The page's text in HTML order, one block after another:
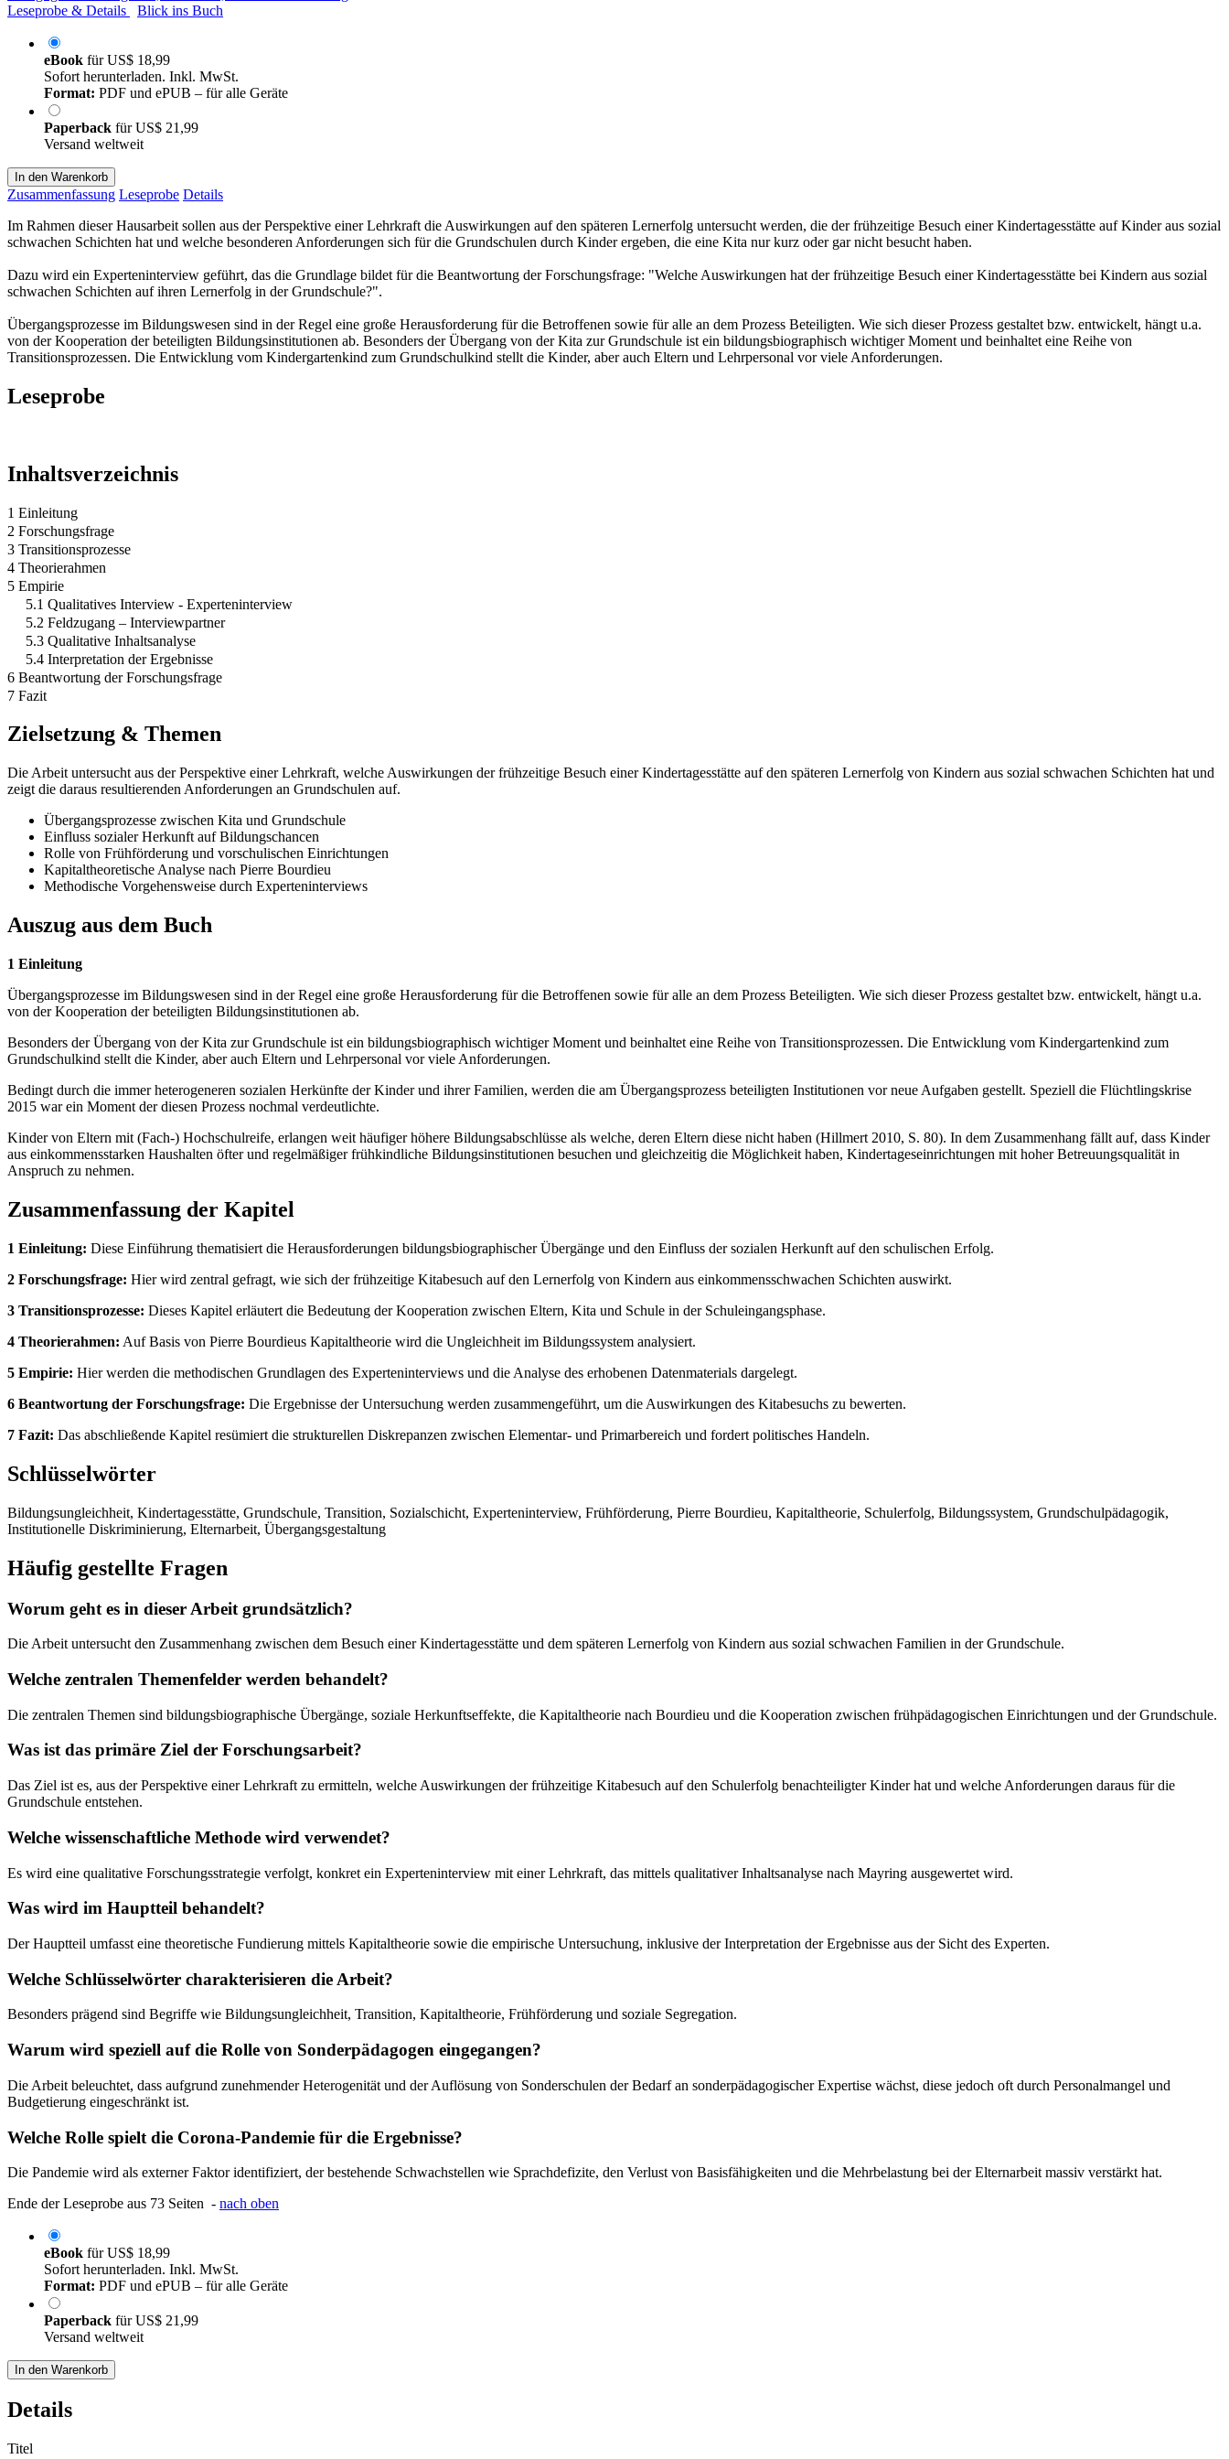
Leseprobe & Details
Blick ins Buch
eBook fürUS$ 18,99
Sofort herunterladen. Inkl. MwSt.
Format: PDF und ePUB – für alle Geräte
Paperback fürUS$ 21,99
Versand weltweit
In den Warenkorb
Zusammenfassung Leseprobe Details
Im Rahmen dieser Hausarbeit sollen aus der Perspektive einer Lehrkraft die Auswirkungen auf den späteren Lernerfolg untersucht werden, die der frühzeitige Besuch einer Kindertagesstätte auf Kinder aus sozial
schwachen Schichten hat und welche besonderen Anforderungen sich für die Grundschulen durch Kinder ergeben, die eine Kita nur kurz oder gar nicht besucht haben.
Dazu wird ein Experteninterview geführt, das die Grundlage bildet für die Beantwortung der Forschungsfrage: "Welche Auswirkungen hat der frühzeitige Besuch einer Kindertagesstätte bei Kindern aus sozial
schwachen Schichten auf ihren Lernerfolg in der Grundschule?".
Übergangsprozesse im Bildungswesen sind in der Regel eine große Herausforderung für die Betroffenen sowie für alle an dem Prozess Beteiligten. Wie sich dieser Prozess gestaltet bzw. entwickelt, hängt u.a.
von der Kooperation der beteiligten Bildungsinstitutionen ab. Besonders der Übergang von der Kita zur Grundschule ist ein bildungsbiographisch wichtiger Moment und beinhaltet eine Reihe von
Transitionsprozessen. Die Entwicklung vom Kindergartenkind zum Grundschulkind stellt die Kinder, aber auch Eltern und Lehrpersonal vor viele Anforderungen.
Leseprobe
Inhaltsverzeichnis
1 Einleitung
2 Forschungsfrage
3 Transitionsprozesse
4 Theorierahmen
5 Empirie
5.1 Qualitatives Interview - Experteninterview
5.2 Feldzugang – Interviewpartner
5.3 Qualitative Inhaltsanalyse
5.4 Interpretation der Ergebnisse
6 Beantwortung der Forschungsfrage
7 Fazit
Zielsetzung & Themen
Die Arbeit untersucht aus der Perspektive einer Lehrkraft, welche Auswirkungen der frühzeitige Besuch einer Kindertagesstätte auf den späteren Lernerfolg von Kindern aus sozial schwachen Schichten hat und
zeigt die daraus resultierenden Anforderungen an Grundschulen auf.
Übergangsprozesse zwischen Kita und Grundschule
Einfluss sozialer Herkunft auf Bildungschancen
Rolle von Frühförderung und vorschulischen Einrichtungen
Kapitaltheoretische Analyse nach Pierre Bourdieu
Methodische Vorgehensweise durch Experteninterviews
Auszug aus dem Buch
1 Einleitung
Übergangsprozesse im Bildungswesen sind in der Regel eine große Herausforderung für die Betroffenen sowie für alle an dem Prozess Beteiligten. Wie sich dieser Prozess gestaltet bzw. entwickelt, hängt u.a.
von der Kooperation der beteiligten Bildungsinstitutionen ab.
Besonders der Übergang von der Kita zur Grundschule ist ein bildungsbiographisch wichtiger Moment und beinhaltet eine Reihe von Transitionsprozessen. Die Entwicklung vom Kindergartenkind zum
Grundschulkind stellt die Kinder, aber auch Eltern und Lehrpersonal vor viele Anforderungen.
Bedingt durch die immer heterogeneren sozialen Herkünfte der Kinder und ihrer Familien, werden die am Übergangsprozess beteiligten Institutionen vor neue Aufgaben gestellt. Speziell die Flüchtlingskrise
2015 war ein Moment der diesen Prozess nochmal verdeutlichte.
Kinder von Eltern mit (Fach-) Hochschulreife, erlangen weit häufiger höhere Bildungsabschlüsse als welche, deren Eltern diese nicht haben (Hillmert 2010, S. 80). In dem Zusammenhang fällt auf, dass Kinder
aus einkommensstarken Haushalten öfter und regelmäßiger frühkindliche Bildungsinstitutionen besuchen und gleichzeitig die Möglichkeit haben, Kindertageseinrichtungen mit hoher Betreuungsqualität in
Anspruch zu nehmen.
Zusammenfassung der Kapitel
1 Einleitung: Diese Einführung thematisiert die Herausforderungen bildungsbiographischer Übergänge und den Einfluss der sozialen Herkunft auf den schulischen Erfolg.
2 Forschungsfrage: Hier wird zentral gefragt, wie sich der frühzeitige Kitabesuch auf den Lernerfolg von Kindern aus einkommensschwachen Schichten auswirkt.
3 Transitionsprozesse: Dieses Kapitel erläutert die Bedeutung der Kooperation zwischen Eltern, Kita und Schule in der Schuleingangsphase.
4 Theorierahmen: Auf Basis von Pierre Bourdieus Kapitaltheorie wird die Ungleichheit im Bildungssystem analysiert.
5 Empirie: Hier werden die methodischen Grundlagen des Experteninterviews und die Analyse des erhobenen Datenmaterials dargelegt.
6 Beantwortung der Forschungsfrage: Die Ergebnisse der Untersuchung werden zusammengeführt, um die Auswirkungen des Kitabesuchs zu bewerten.
7 Fazit: Das abschließende Kapitel resümiert die strukturellen Diskrepanzen zwischen Elementar- und Primarbereich und fordert politisches Handeln.
Schlüsselwörter
Bildungsungleichheit, Kindertagesstätte, Grundschule, Transition, Sozialschicht, Experteninterview, Frühförderung, Pierre Bourdieu, Kapitaltheorie, Schulerfolg, Bildungssystem, Grundschulpädagogik,
Institutionelle Diskriminierung, Elternarbeit, Übergangsgestaltung
Häufig gestellte Fragen
Worum geht es in dieser Arbeit grundsätzlich?
Die Arbeit untersucht den Zusammenhang zwischen dem Besuch einer Kindertagesstätte und dem späteren Lernerfolg von Kindern aus sozial schwachen Familien in der Grundschule.
Welche zentralen Themenfelder werden behandelt?
Die zentralen Themen sind bildungsbiographische Übergänge, soziale Herkunftseffekte, die Kapitaltheorie nach Bourdieu und die Kooperation zwischen frühpädagogischen Einrichtungen und der Grundschule.
Was ist das primäre Ziel der Forschungsarbeit?
Das Ziel ist es, aus der Perspektive einer Lehrkraft zu ermitteln, welche Auswirkungen der frühzeitige Kitabesuch auf den Schulerfolg benachteiligter Kinder hat und welche Anforderungen daraus für die
Grundschule entstehen.
Welche wissenschaftliche Methode wird verwendet?
Es wird eine qualitative Forschungsstrategie verfolgt, konkret ein Experteninterview mit einer Lehrkraft, das mittels qualitativer Inhaltsanalyse nach Mayring ausgewertet wird.
Was wird im Hauptteil behandelt?
Der Hauptteil umfasst eine theoretische Fundierung mittels Kapitaltheorie sowie die empirische Untersuchung, inklusive der Interpretation der Ergebnisse aus der Sicht des Experten.
Welche Schlüsselwörter charakterisieren die Arbeit?
Besonders prägend sind Begriffe wie Bildungsungleichheit, Transition, Kapitaltheorie, Frühförderung und soziale Segregation.
Warum wird speziell auf die Rolle von Sonderpädagogen eingegangen?
Die Arbeit beleuchtet, dass aufgrund zunehmender Heterogenität und der Auflösung von Sonderschulen der Bedarf an sonderpädagogischer Expertise wächst, diese jedoch oft durch Personalmangel und
Budgetierung eingeschränkt ist.
Welche Rolle spielt die Corona-Pandemie für die Ergebnisse?
Die Pandemie wird als externer Faktor identifiziert, der bestehende Schwachstellen wie Sprachdefizite, den Verlust von Basisfähigkeiten und die Mehrbelastung bei der Elternarbeit massiv verstärkt hat.
Ende der Leseprobe aus 73 Seiten - nach oben
eBook fürUS$ 18,99
Sofort herunterladen. Inkl. MwSt.
Format: PDF und ePUB – für alle Geräte
Paperback fürUS$ 21,99
Versand weltweit
In den Warenkorb
Details
Titel